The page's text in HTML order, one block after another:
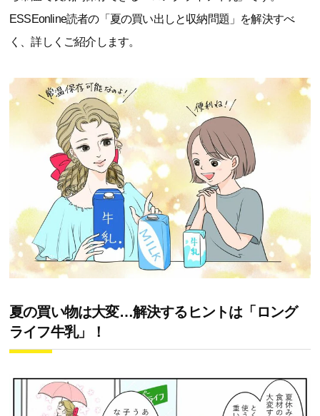
ESSEonline読者の「夏の買い出しと収納問題」を解決すべ
く、詳しくご紹介します。
夏の買い物は大変…解決するヒントは「ロング
ライフ牛乳」！